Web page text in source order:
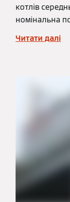
котлів
номінальна
Читати далі